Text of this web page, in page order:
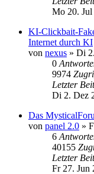
Mo 20.
KI-Clickbait-
Internet durch KI
von nexus » Di
0
9974
Letzter
Di 2. Dez
Das
von panel 2.0 »
6
40155
Letzter
Fr 27. Jun